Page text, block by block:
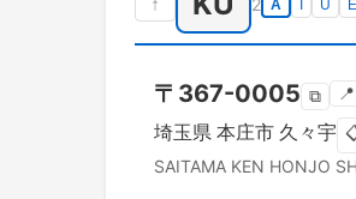
↑ 2 A U E
〒 367-0005 ⧉ 📍
埼玉県 本庄市 久々宇
SAITAMA KEN HONJO